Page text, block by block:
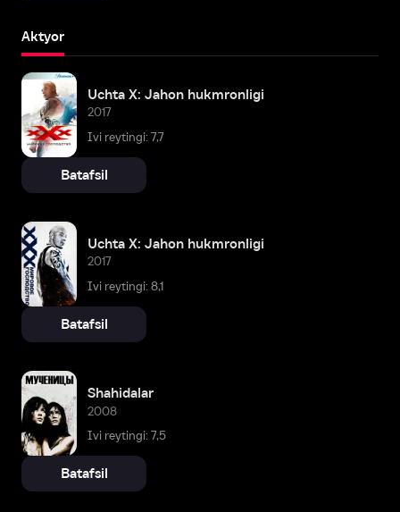
Aktyor
Uchta X: Jahon hukmronligi
2017
Ivi reytingi: 7,7
Batafsil
Uchta X: Jahon hukmronligi
2017
Ivi reytingi: 8,1
Batafsil
Shahidalar
2008
Ivi reytingi: 7,5
Batafsil